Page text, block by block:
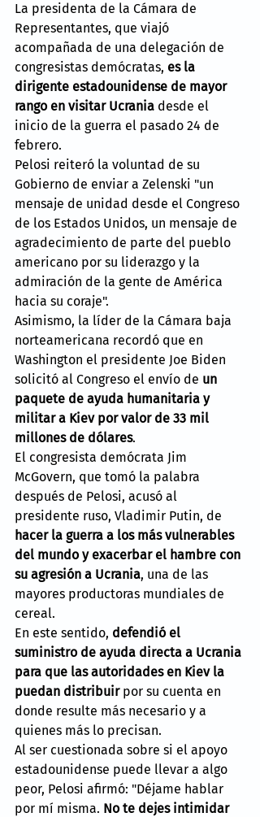
La presidenta de la Cámara de
Representantes, que viajó
acompañada de una delegación de
congresistas demócratas, es la
dirigente estadounidense de mayor
rango en visitar Ucrania desde el
inicio de la guerra el pasado 24 de
febrero.
Pelosi reiteró la voluntad de su
Gobierno de enviar a Zelenski "un
mensaje de unidad desde el Congreso
de los Estados Unidos, un mensaje de
agradecimiento de parte del pueblo
americano por su liderazgo y la
admiración de la gente de América
hacia su coraje".
Asimismo, la líder de la Cámara baja
norteamericana recordó que en
Washington el presidente Joe Biden
solicitó al Congreso el envío de un
paquete de ayuda humanitaria y
militar a Kiev por valor de 33 mil
millones de dólares.
El congresista demócrata Jim
McGovern, que tomó la palabra
después de Pelosi, acusó al
presidente ruso, Vladimir Putin, de
hacer la guerra a los más vulnerables
del mundo y exacerbar el hambre con
su agresión a Ucrania, una de las
mayores productoras mundiales de
cereal.
En este sentido, defendió el
suministro de ayuda directa a Ucrania
para que las autoridades en Kiev la
puedan distribuir por su cuenta en
donde resulte más necesario y a
quienes más lo precisan.
Al ser cuestionada sobre si el apoyo
estadounidense puede llevar a algo
peor, Pelosi afirmó: "Déjame hablar
por mí misma. No te dejes intimidar